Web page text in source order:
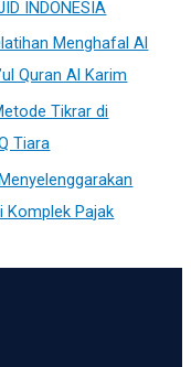
INDONESIA
Menghafal Al
Quran Al Karim
Tikrar di
Tiara
Komplek Pajak